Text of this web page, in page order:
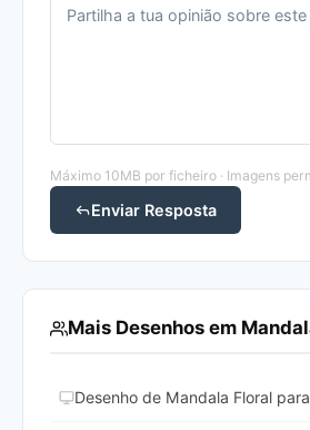
Máximo 10MB por ficheiro · Imagens
Enviar Resposta
Mais Desenhos em
Desenho de Mandala Floral